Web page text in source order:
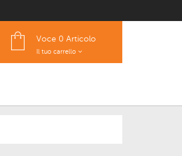
Voce 0 Articolo
Il tuo carrello